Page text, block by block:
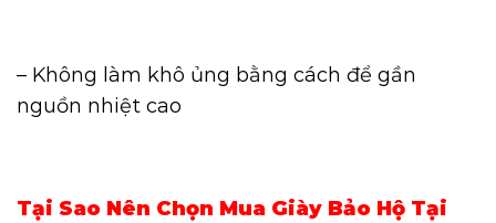
– Không làm khô ủng bằng cách để gần
nguồn nhiệt cao
Tại Sao Nên Chọn Mua Giày Bảo Hộ Tại